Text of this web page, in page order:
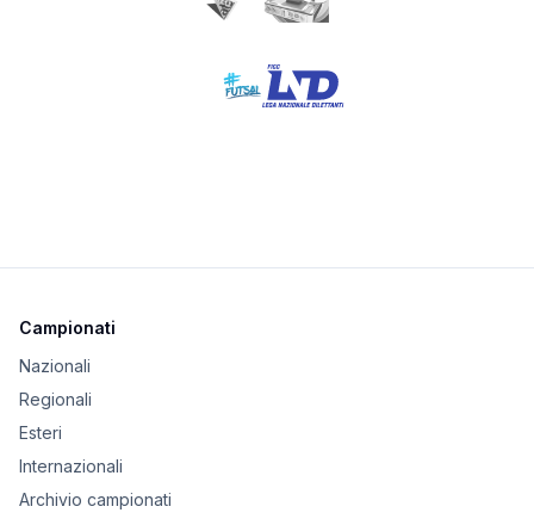
Campionati
Nazionali
Regionali
Esteri
Internazionali
Archivio campionati